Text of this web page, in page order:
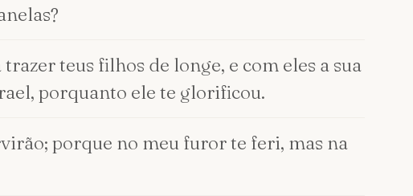
teus filhos de longe, e com eles a sua
porquanto ele te glorificou.
porque no meu furor te feri, mas na